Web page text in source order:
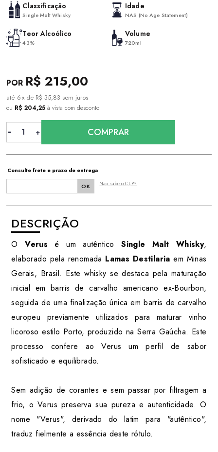
Classificação
Single Malt Whisky
Idade
NAS (No Age Statement)
Teor Alcoólico
43%
Volume
720ml
R$ 215,00
6x de R$ 35,83 sem juros
ou R$ 204,25à vista com desconto
COMPRAR
Consulte frete e prazo de entrega
Não sabe o CEP?
DESCRIÇÃO
OVerus é um autênticoSingle Malt Whisky,
elaborado pela renomada Lamas Destilaria em Minas
Gerais, Brasil. Este whisky se destaca pela maturação
inicial em barris de carvalho americano ex-Bourbon,
seguida de uma finalização única em barris de carvalho
europeu previamente utilizados para maturar vinho
licoroso estilo Porto, produzido na Serra Gaúcha. Este
processo confere ao Verus um perfil de sabor
sofisticado e equilibrado.
Sem adição de corantes e sem passar por filtragem a
frio, o Verus preserva sua pureza e autenticidade. O
nome "Verus", derivado do latim para "autêntico",
traduz fielmente a essência deste rótulo.